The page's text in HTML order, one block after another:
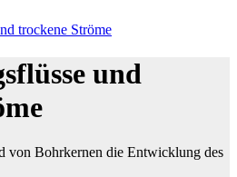
trockene Ströme
und
von Bohrkernen die Entwicklung des